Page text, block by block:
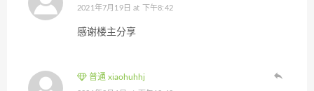
2021年7月19日 at 下午8:42
感谢楼主分享
普通 xiaohuhhj